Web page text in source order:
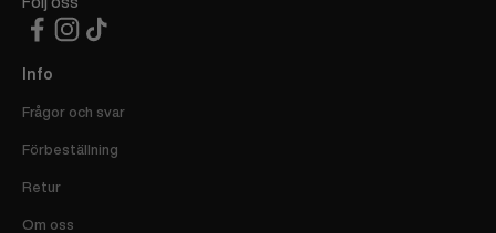
Info
Frågor och svar
Förbeställning
Retur
Om oss